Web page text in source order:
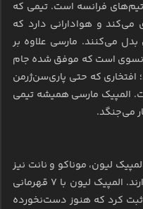
تیم‌های فرانسه است. تیمی که
می‌کند و هوادارانی دارد که
می‌کنند. مارسی علاوه بر
است که موفق شده جام
افتخاری که حتی پاری‌سن‌ژرمن
المپیک مارسی همیشه تیمی
می‌جنگد.
لیون، موناکو و نانت نیز
نقش پررنگی در تاریخ لیگ ۱ فرانسه دارند. المپیک لیون با ۷ قهرمانی
تاریخی ثبت کرد که هنوز دست‌نخورده